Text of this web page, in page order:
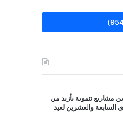
تنموية بأزيد من
السابعة والعشرين لعيد